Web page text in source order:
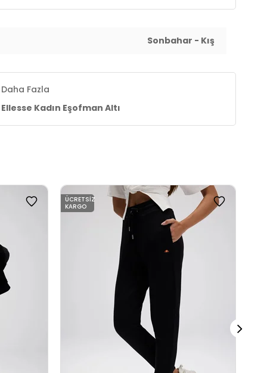
Sonbahar - Kış
Daha Fazla
Ellesse Kadın Eşofman Altı
ÜCRETSIZ
KARGO